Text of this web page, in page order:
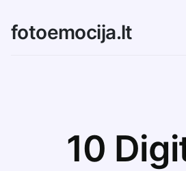
fotoemocija.lt
10